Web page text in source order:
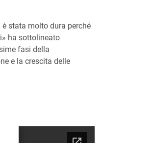
stata molto dura perché
ha sottolineato
fasi della
e la crescita delle